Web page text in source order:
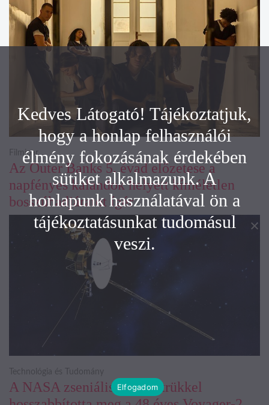
Az Outer Banks 5. évad előzetese a
napfényes kalandok helyett kíméletlen
bosszúhadjáratot ígér
Filmipar
A NASA zseniális energiatrükkel
Technológia és Tudomány
Kedves Látogató! Tájékoztatjuk,
hogy a honlap felhasználói
élmény fokozásának érdekében
sütiket alkalmazunk. A
honlapunk használatával ön a
tájékoztatásunkat tudomásul
veszi.
Elfogadom